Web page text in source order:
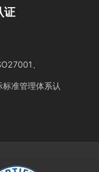
证
、
准管理体系认